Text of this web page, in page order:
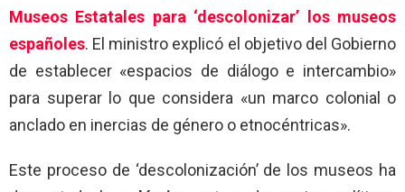
Museos Estatales para ‘descolonizar’ los museos
españoles. El ministro explicó el objetivo del Gobierno
de establecer «espacios de diálogo e intercambio»
para superar lo que considera «un marco colonial o
anclado en inercias de género o etnocéntricas».
Este proceso de ‘descolonización’ de los museos ha